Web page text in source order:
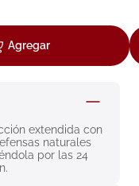
Agregar
extendida con
naturales
por las 24